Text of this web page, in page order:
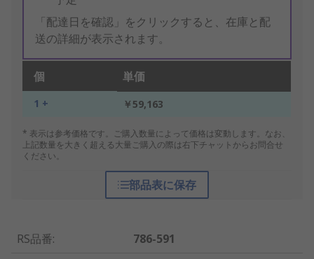
「配達日を確認」をクリックすると、在庫と配
送の詳細が表示されます。
個 単価
1 + ￥59,163
* 表示は参考価格です。ご購入数量によって価格は変動します。なお、
上記数量を大きく超える大量ご購入の際は右下チャットからお問合せ
ください。
部品表に保存
RS品番:
786-591